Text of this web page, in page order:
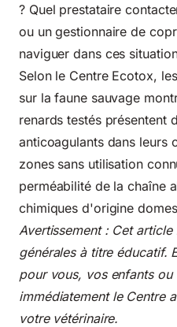
? Quel prestataire
ou un gestionnaire de
naviguer dans ces
Selon le Centre Ecotox,
sur la faune sauvage
renards testés présentent
anticoagulants dans leurs
zones sans utilisation
perméabilité de la chaîne
chimiques d'origine
Avertissement : Cet
générales à titre éducatif.
pour vous, vos enfants
immédiatement le Centre
votre vétérinaire.